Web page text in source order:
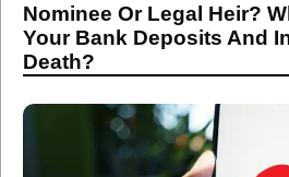
Nominee Or Legal Heir?
Your Bank Deposits And
Death?